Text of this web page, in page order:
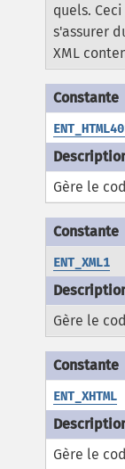
quels.
s'assurer
XML
Gère le
ENT_XML1
Gère le
ENT_XHTML
Gère le